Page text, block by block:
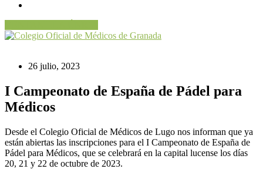
26 julio, 2023
I Campeonato de España de Pádel para
Médicos
Desde el Colegio Oficial de Médicos de Lugo nos informan que ya
están abiertas las inscripciones para el I Campeonato de España de
Pádel para Médicos, que se celebrará en la capital lucense los días
20, 21 y 22 de octubre de 2023.